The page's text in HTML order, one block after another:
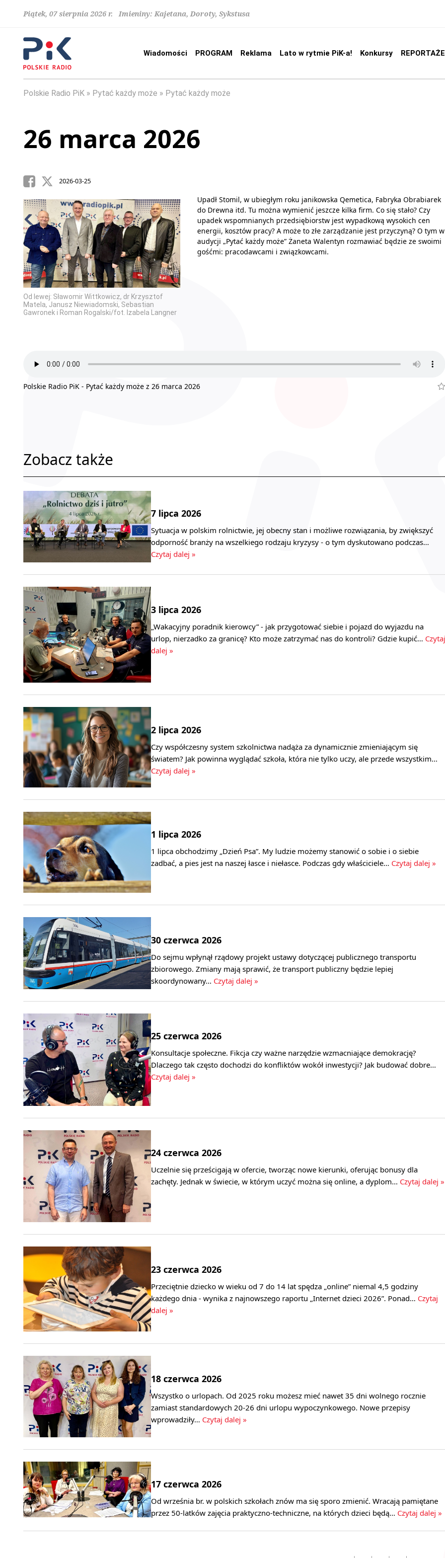
Piątek, 07 sierpnia 2026 r. Imieniny: Kajetana, Doroty, Sykstusa
Wiadomości PROGRAM Reklama Lato w rytmie PiK-a! Konkursy REPORTAŻE
Polskie Radio PiK Pytać każdy może Pytać każdy może
26 marca 2026
2026-03-25
Od lewej: Sławomir Wittkowicz, dr Krzysztof
Matela, Janusz Niewiadomski, Sebastian
Gawronek i Roman Rogalski/fot. Izabela Langner
Upadł Stomil, w ubiegłym roku janikowska Qemetica, Fabryka Obrabiarek
do Drewna itd. Tu można wymienić jeszcze kilka firm. Co się stało? Czy
upadek wspomnianych przedsiębiorstw jest wypadkową wysokich cen
energii, kosztów pracy? A może to złe zarządzanie jest przyczyną? O tym w
audycji „Pytać każdy może” Żaneta Walentyn rozmawiać będzie ze swoimi
gośćmi: pracodawcami i związkowcami.
Polskie Radio PiK - Pytać każdy może z 26 marca 2026
Zobacz także
7 lipca 2026
Sytuacja w polskim rolnictwie, jej obecny stan i możliwe rozwiązania, by zwiększyć
odporność branży na wszelkiego rodzaju kryzysy - o tym dyskutowano podczas…
Czytaj dalej »
3 lipca 2026
„Wakacyjny poradnik kierowcy” - jak przygotować siebie i pojazd do wyjazdu na
urlop, nierzadko za granicę? Kto może zatrzymać nas do kontroli? Gdzie kupić… Czytaj
dalej »
2 lipca 2026
Czy współczesny system szkolnictwa nadąża za dynamicznie zmieniającym się
światem? Jak powinna wyglądać szkoła, która nie tylko uczy, ale przede wszystkim…
Czytaj dalej »
1 lipca 2026
1 lipca obchodzimy „Dzień Psa”. My ludzie możemy stanowić o sobie i o siebie
zadbać, a pies jest na naszej łasce i niełasce. Podczas gdy właściciele… Czytaj dalej »
30 czerwca 2026
Do sejmu wpłynął rządowy projekt ustawy dotyczącej publicznego transportu
zbiorowego. Zmiany mają sprawić, że transport publiczny będzie lepiej
skoordynowany… Czytaj dalej »
25 czerwca 2026
Konsultacje społeczne. Fikcja czy ważne narzędzie wzmacniające demokrację?
Dlaczego tak często dochodzi do konfliktów wokół inwestycji? Jak budować dobre…
Czytaj dalej »
24 czerwca 2026
Uczelnie się prześcigają w ofercie, tworząc nowe kierunki, oferując bonusy dla
zachęty. Jednak w świecie, w którym uczyć można się online, a dyplom… Czytaj dalej »
23 czerwca 2026
Przeciętnie dziecko w wieku od 7 do 14 lat spędza „online” niemal 4,5 godziny
każdego dnia - wynika z najnowszego raportu „Internet dzieci 2026”. Ponad… Czytaj
dalej »
18 czerwca 2026
Wszystko o urlopach. Od 2025 roku możesz mieć nawet 35 dni wolnego rocznie
zamiast standardowych 20-26 dni urlopu wypoczynkowego. Nowe przepisy
wprowadziły… Czytaj dalej »
17 czerwca 2026
Od września br. w polskich szkołach znów ma się sporo zmienić. Wracają pamiętane
przez 50-latków zajęcia praktyczno-techniczne, na których dzieci będą… Czytaj dalej »